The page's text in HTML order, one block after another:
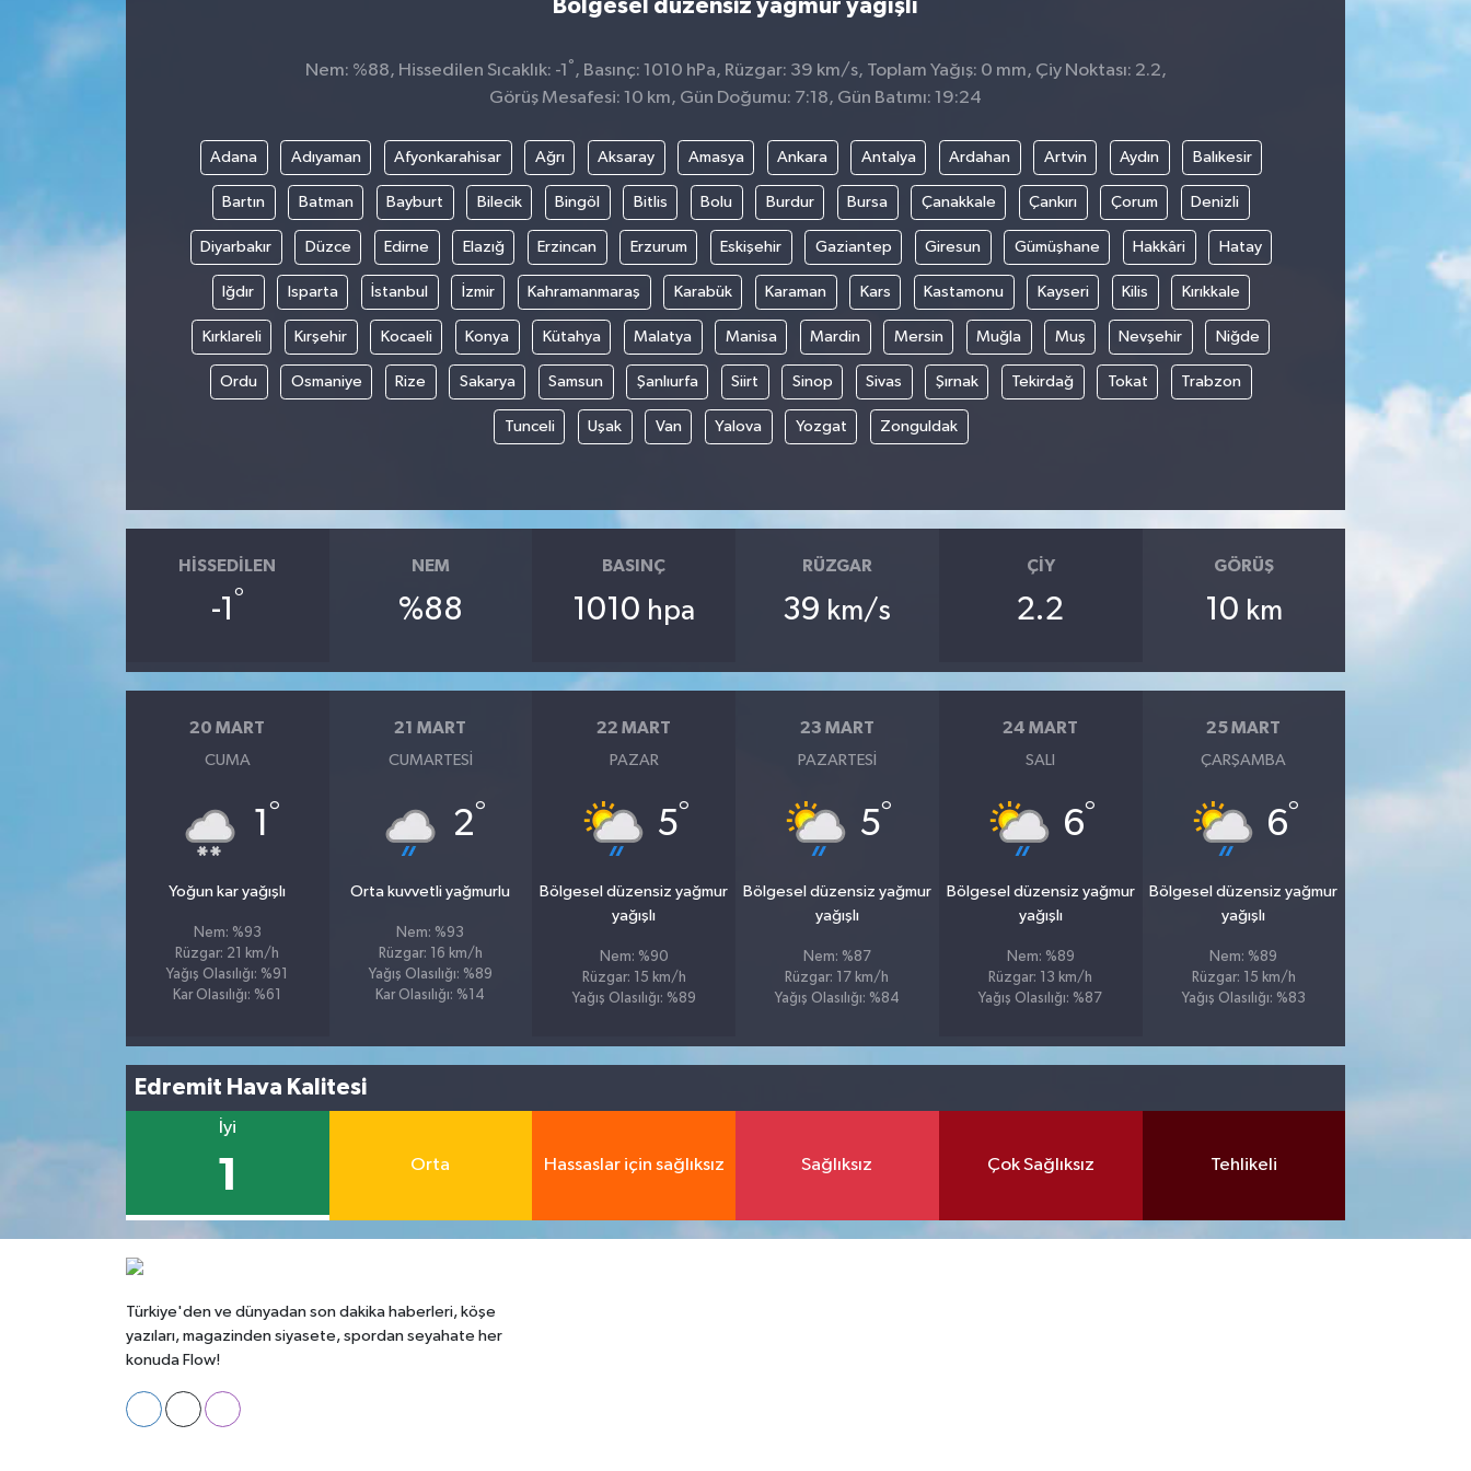
Bölgesel düzensiz yağmur yağışlı
Nem: %88, Hissedilen Sıcaklık: -1 ° , Basınç: 1010 hPa, Rüzgar: 39 km/s, Toplam Yağış: 0 mm, Çiy Noktası: 2.2,
Görüş Mesafesi: 10 km, Gün Doğumu: 7:18, Gün Batımı: 19:24
Adana Adıyaman Afyonkarahisar Ağrı Aksaray Amasya Ankara Antalya Ardahan Artvin Aydın Balıkesir
Bartın Batman Bayburt Bilecik Bingöl Bitlis Bolu Burdur Bursa Çanakkale Çankırı Çorum Denizli
Diyarbakır Düzce Edirne Elazığ Erzincan Erzurum Eskişehir Gaziantep Giresun Gümüşhane Hakkâri Hatay
Iğdır Isparta İstanbul İzmir Kahramanmaraş Karabük Karaman Kars Kastamonu Kayseri Kilis Kırıkkale
Kırklareli Kırşehir Kocaeli Konya Kütahya Malatya Manisa Mardin Mersin Muğla Muş Nevşehir Niğde
Ordu Osmaniye Rize Sakarya Samsun Şanlıurfa Siirt Sinop Sivas Şırnak Tekirdağ Tokat Trabzon
Tunceli Uşak Van Yalova Yozgat Zonguldak
HISSEDILEN
-1 °
NEM
%88
BASINÇ
1010 hpa
RÜZGAR
39 km/s
ÇIY
2.2
GÖRÜŞ
10 km
20 MART
CUMA
1 °
Yoğun kar yağışlı
Nem: %93
Rüzgar: 21 km/h
Yağış Olasılığı: %91
Kar Olasılığı: %61
21 MART
CUMARTESI
2°
Orta kuvvetli yağmurlu
Nem: %93
Rüzgar: 16 km/h
Yağış Olasılığı: %89
Kar Olasılığı: %14
22 MART
PAZAR
5°
Bölgesel düzensiz yağmur
yağışlı
Nem: %90
Rüzgar: 15 km/h
Yağış Olasılığı: %89
23 MART
PAZARTESI
5°
Bölgesel düzensiz yağmur
yağışlı
Nem: %87
Rüzgar: 17 km/h
Yağış Olasılığı: %84
24 MART
SALI
6°
Bölgesel düzensiz yağmur
yağışlı
Nem: %89
Rüzgar: 13 km/h
Yağış Olasılığı: %87
25 MART
ÇARŞAMBA
6°
Bölgesel düzensiz yağmur
yağışlı
Nem: %89
Rüzgar: 15 km/h
Yağış Olasılığı: %83
Edremit Hava Kalitesi
İyi
1 Orta Hassaslar için sağlıksız Sağlıksız Çok Sağlıksız Tehlikeli
Türkiye'den ve dünyadan son dakika haberleri, köşe
yazıları, magazinden siyasete, spordan seyahate her
konuda Flow!